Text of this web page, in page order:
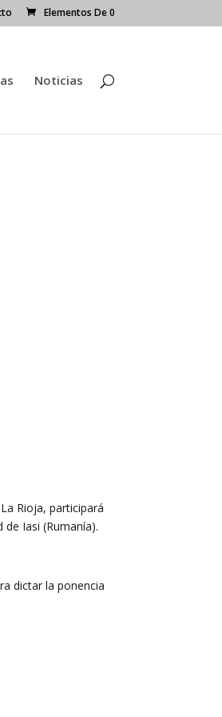
Elementos De 0
Noticias
Rioja, participará
de Iasi (Rumanía).
dictar la ponencia